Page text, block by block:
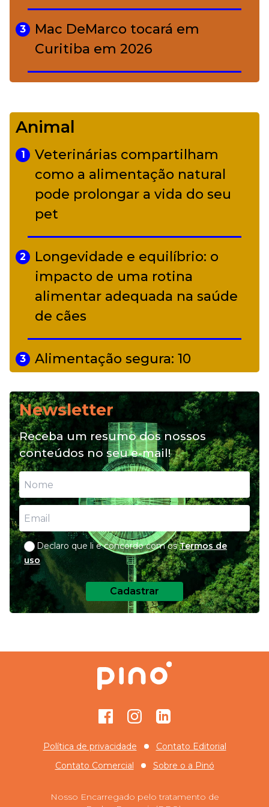
3
Mac DeMarco tocará em
Curitiba em 2026
Camerata tem repertório
diverso a partir de R$ 17
Adriana Calcanhotto retoma
alter ego infantil para show em
Curitiba
Animal
1
Veterinárias compartilham
como a alimentação natural
pode prolongar a vida do seu
pet
2
Longevidade e equilíbrio: o
impacto de uma rotina
alimentar adequada na saúde
de cães
3
Alimentação segura: 10
4
Alimentação natural e mix
feeding: conheça essas opções
para nutrição do seu pet
Newsletter
Receba um resumo dos nossos
conteúdos no seu e-mail!
Declaro que li e concordo com os Termos de
uso
Cadastrar
FacebookInstagramGitHub
Política de privacidade
Contato Editorial
Contato Comercial
Sobre o a Pinó
Nosso Encarregado pelo tratamento de